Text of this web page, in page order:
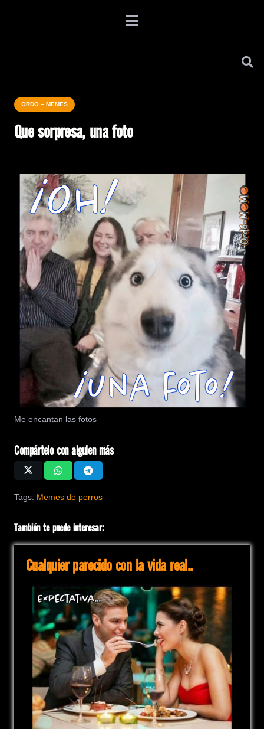
ORDO – MEMES
Que sorpresa, una foto
Me encantan las fotos
Compártelo con alguien más
Tags: Memes de perros
También te puede interesar:
Cualquier parecido con la vida real..